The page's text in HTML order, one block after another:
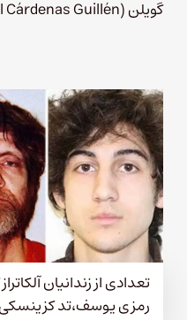
گویلن (Osiel Cárdenas Guillén) بنیانگذار کارتل خلیج.
تعدادی از زندانیان
رمزی یوسف،‌تد